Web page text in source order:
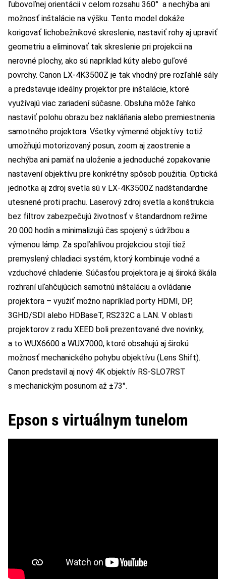
ľubovoľnej orientácii v celom rozsahu 360° a nechýba ani
možnosť inštalácie na výšku. Tento model dokáže
korigovať lichobežníkové skreslenie, nastaviť rohy aj upraviť
geometriu a eliminovať tak skreslenie pri projekcii na
nerovné plochy, ako sú napríklad kúty alebo guľové
povrchy. Canon LX-4K3500Z je tak vhodný pre rozľahlé sály
a predstavuje ideálny projektor pre inštalácie, ktoré
využívajú viac zariadení súčasne. Obsluha môže ľahko
nastaviť polohu obrazu bez nakláňania alebo premiestnenia
samotného projektora. Všetky výmenné objektívy totiž
umožňujú motorizovaný posun, zoom aj zaostrenie a
nechýba ani pamäť na uloženie a jednoduché zopakovanie
nastavení objektívu pre konkrétny spôsob použitia. Optická
jednotka aj zdroj svetla sú v LX-4K3500Z nadštandardne
utesnené proti prachu. Laserový zdroj svetla a konštrukcia
bez filtrov zabezpečujú životnosť v štandardnom režime
20 000 hodín a minimalizujú čas spojený s údržbou a
výmenou lámp. Za spoľahlivou projekciou stojí tiež
premyslený chladiaci systém, ktorý kombinuje vodné a
vzduchové chladenie. Súčasťou projektora je aj široká škála
rozhraní uľahčujúcich samotnú inštaláciu a ovládanie
projektora – využiť možno napríklad porty HDMI, DP,
3GHD/SDI alebo HDBaseT, RS232C a LAN. V oblasti
projektorov z radu XEED boli prezentované dve novinky,
a to WUX6600 a WUX7000, ktoré obsahujú aj širokú
možnosť mechanického pohybu objektívu (Lens Shift).
Canon predstavil aj nový 4K objektív RS-SLO7RST
s mechanickým posunom až ±73°.
Epson s virtuálnym tunelom